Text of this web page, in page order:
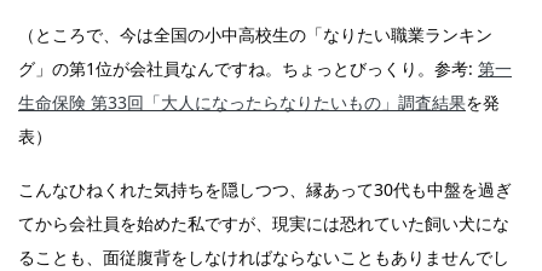
（ところで、今は全国の小中高校生の「なりたい職業ランキン
グ」の第1位が会社員なんですね。ちょっとびっくり。参考: 第一
生命保険 第33回「大人になったらなりたいもの」調査結果を発
表）
こんなひねくれた気持ちを隠しつつ、縁あって30代も中盤を過ぎ
てから会社員を始めた私ですが、現実には恐れていた飼い犬にな
ることも、面従腹背をしなければならないこともありませんでし